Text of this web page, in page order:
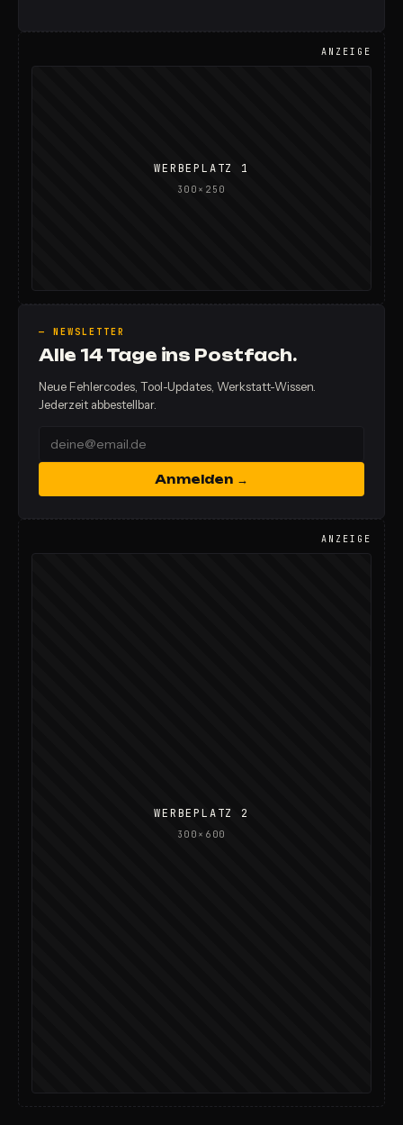
ANZEIGE
WERBEPLATZ 1
300×250
— NEWSLETTER
Alle 14 Tage ins Postfach.
Neue Fehlercodes, Tool-Updates, Werkstatt-Wissen.
Jederzeit abbestellbar.
Anmelden →
ANZEIGE
WERBEPLATZ 2
300×600